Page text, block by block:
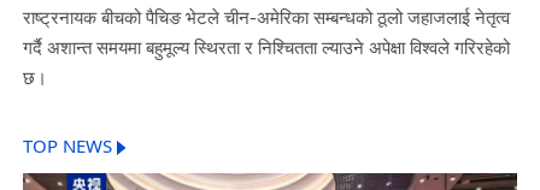
राष्ट्रनायक बीचको पैचिङ भेटले चीन-अमेरिका सम्बन्धको ठूलो जहाजलाई नेतृत्व
गर्दै अशान्त समयमा बहुमूल्य स्थिरता र निश्चितता ल्याउने अपेक्षा विश्वले गरिरहेको
छ।
TOP NEWS